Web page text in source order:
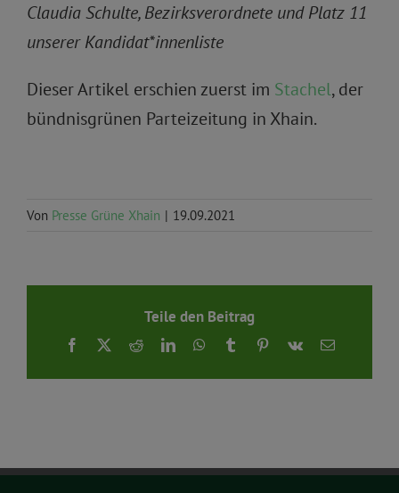
Claudia Schulte, Bezirksverordnete und Platz 11
unserer Kandidat*innenliste
Dieser Artikel erschien zuerst im Stachel, der
bündnisgrünen Parteizeitung in Xhain.
Von Presse Grüne Xhain | 19.09.2021
Teile den Beitrag
Facebook
X RedditLinkedInWhatsApp
TumblrPinterest
Vk
E-